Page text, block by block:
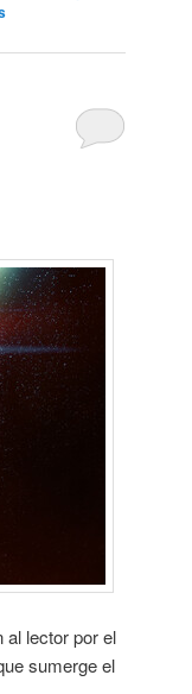
al lector por el
sumerge el